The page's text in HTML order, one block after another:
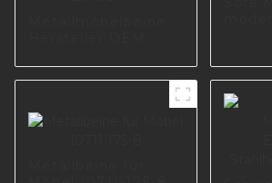
verchromte
Metallsofabeine für